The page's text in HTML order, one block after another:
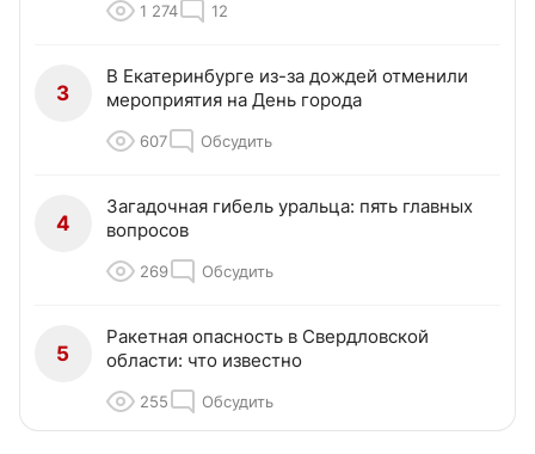
1 274 12
3
В Екатеринбурге из-за дождей отменили
мероприятия на День города
607 Обсудить
4
Загадочная гибель уральца: пять главных
вопросов
269 Обсудить
5
Ракетная опасность в Свердловской
области: что известно
255 Обсудить